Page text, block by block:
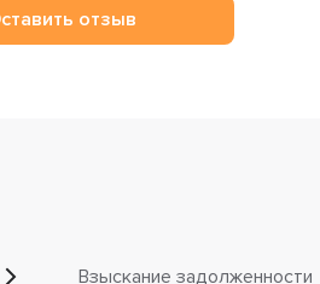
отзыв
Взыскание задолженности